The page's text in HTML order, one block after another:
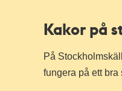
Kakor på
På
fungera på ett bra